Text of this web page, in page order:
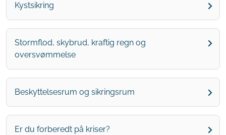
Kystsikring
Stormflod, skybrud, kraftig regn og
oversvømmelse
Beskyttelsesrum og sikringsrum
Er du forberedt på kriser?